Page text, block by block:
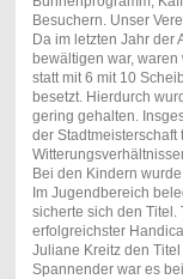
Besuchern. Unser
Da im letzten Jahr der
bewältigen war,
statt mit 6 mit 10
besetzt. Hierdurch
gering gehalten.
der
Bei den Kindern
Im Jugendbereich
sicherte sich den Titel.
erfolgreichster
Juliane Kreitz den
Spannender war es